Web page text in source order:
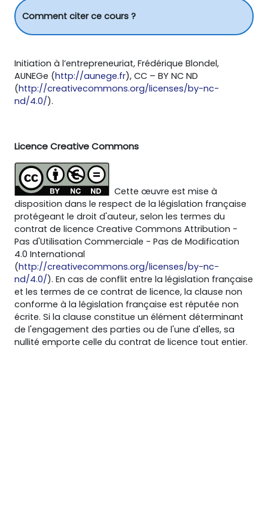
Comment citer ce cours ?
Initiation à l’entrepreneuriat, Frédérique Blondel,
AUNEGe (http://aunege.fr), CC – BY NC ND
(http://creativecommons.org/licenses/by-nc-
nd/4.0/).
Licence Creative Commons
Cette œuvre est mise à
disposition dans le respect de la législation française
protégeant le droit d'auteur, selon les termes du
contrat de licence Creative Commons Attribution -
Pas d'Utilisation Commerciale - Pas de Modification
4.0 International
(http://creativecommons.org/licenses/by-nc-
nd/4.0/). En cas de conflit entre la législation française
et les termes de ce contrat de licence, la clause non
conforme à la législation française est réputée non
écrite. Si la clause constitue un élément déterminant
de l'engagement des parties ou de l'une d'elles, sa
nullité emporte celle du contrat de licence tout entier.